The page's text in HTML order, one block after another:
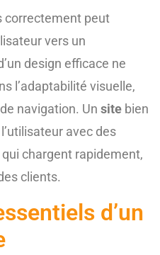
correctement peut
vers un
design efficace ne
l’adaptabilité visuelle,
navigation. Un site bien
avec des
qui chargent rapidement,
clients.
d’un